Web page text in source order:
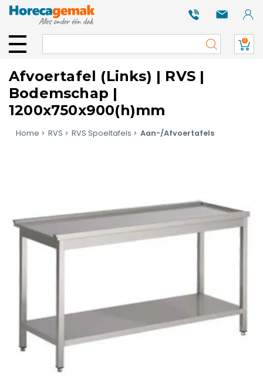
0
Afvoertafel (Links) | RVS |
Bodemschap |
1200x750x900(h)mm
Home RVS RVS Spoeltafels Aan-/Afvoertafels